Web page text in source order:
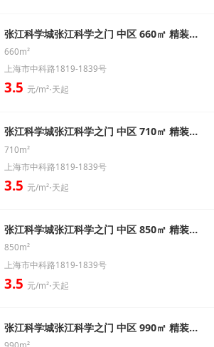
张江科学城张江科学之门 中区 660㎡ 精装修办公室出租信息
660m²
上海市中科路1819-1839号
3.5 元/m²⋅天起
张江科学城张江科学之门 中区 710㎡ 精装修办公室出租信息
710m²
上海市中科路1819-1839号
3.5 元/m²⋅天起
张江科学城张江科学之门 中区 850㎡ 精装修办公室出租信息
850m²
上海市中科路1819-1839号
3.5 元/m²⋅天起
张江科学城张江科学之门 中区 990㎡ 精装修办公室出租信息